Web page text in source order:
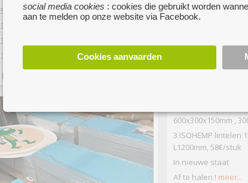
social media cookies : cookies die gebruikt worden
aan te melden op onze website via Facebook.
Cookies aanvaarden
50mm, ik heb deze in 3 formaten:
30x18x18cm bovenaan 15x15cm 40€
30x21x21cm bovenaan 18x18cm 50€
30x23x23cm bovenaan 20x20cm...meer...
600x300x150mm ,
3 ISOHEMP lintelen
L1200mm, 58€/stuk
In nieuwe staat
Af te halen ! meer...